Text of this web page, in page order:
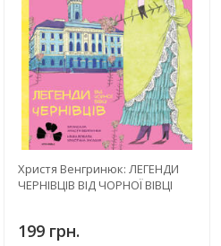
Христя Венгринюк: ЛЕГЕНДИ
ЧЕРНІВЦІВ ВІД ЧОРНОЇ ВІВЦІ
199 грн.